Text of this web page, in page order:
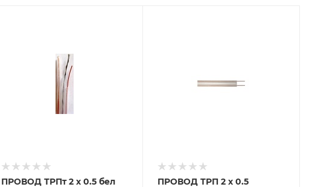
ПРОВОД ТРПт 2 х 0.5 бел ПРОВОД ТРП 2 х 0.5